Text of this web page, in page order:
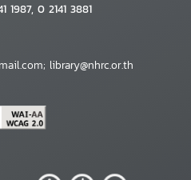
1987, 0 2141 3881
library@nhrc.or.th